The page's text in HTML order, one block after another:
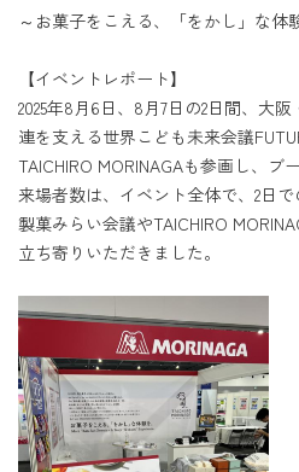
～お菓子をこえる、「をかし」な体
【イベントレポート】
2025年8月6日、8月7日の2日間、大
連を支える世界こども未来会議
TAICHIRO MORINAGAも参画し、ブ
来場者数は、イベント全体で、2日
製菓みらい会議やTAICHIRO
立ち寄りいただきました。